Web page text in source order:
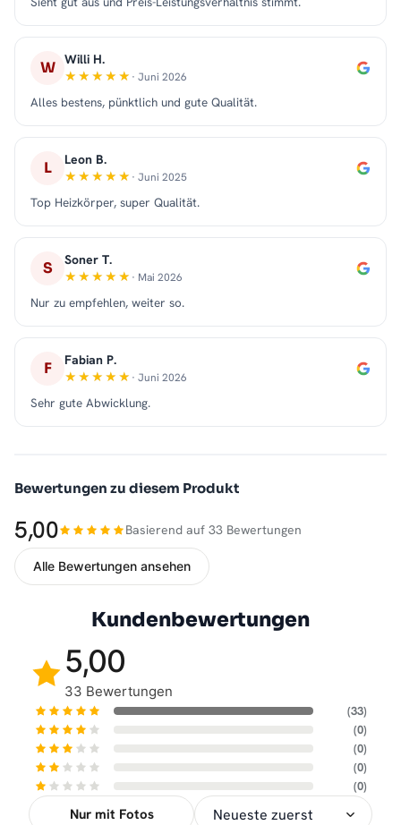
W Willi H.
· Juni 2026
Alles bestens, pünktlich und gute Qualität.
L Leon B.
· Juni 2025
Top Heizkörper, super Qualität.
S Soner T.
· Mai 2026
Nur zu empfehlen, weiter so.
F Fabian P.
· Juni 2026
Sehr gute Abwicklung.
Bewertungen zu diesem Produkt
5,00 Basierend auf 33 Bewertungen
Alle Bewertungen ansehen
Kundenbewertungen
5,00
33 Bewertungen
(33)
(0)
(0)
(0)
(0)
Nur mit Fotos